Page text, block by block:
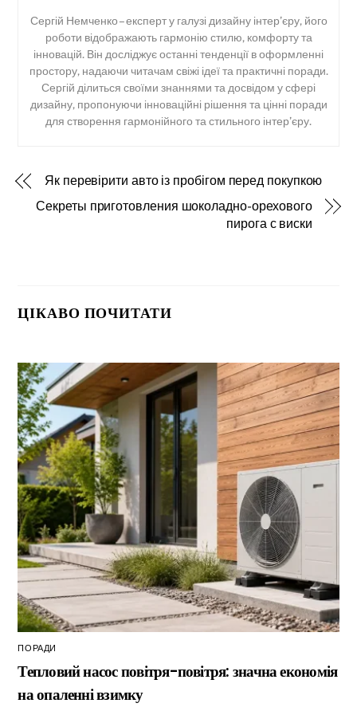
Сергій Немченко – експерт у галузі дизайну інтер’єру, його
роботи відображають гармонію стилю, комфорту та
інновацій. Він досліджує останні тенденції в оформленні
простору, надаючи читачам свіжі ідеї та практичні поради.
Сергій ділиться своїми знаннями та досвідом у сфері
дизайну, пропонуючи інноваційні рішення та цінні поради
для створення гармонійного та стильного інтер’єру.
Як перевірити авто із пробігом перед покупкою
Секреты приготовления шоколадно-орехового
пирога с виски
ЦІКАВО ПОЧИТАТИ
ПОРАДИ
Тепловий насос повітря-повітря: значна економія
на опаленні взимку